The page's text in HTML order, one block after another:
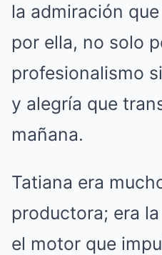
la admiración
por ella, no solo
profesionalismo
y alegría que
mañana.
Tatiana era
productora; era
el motor que